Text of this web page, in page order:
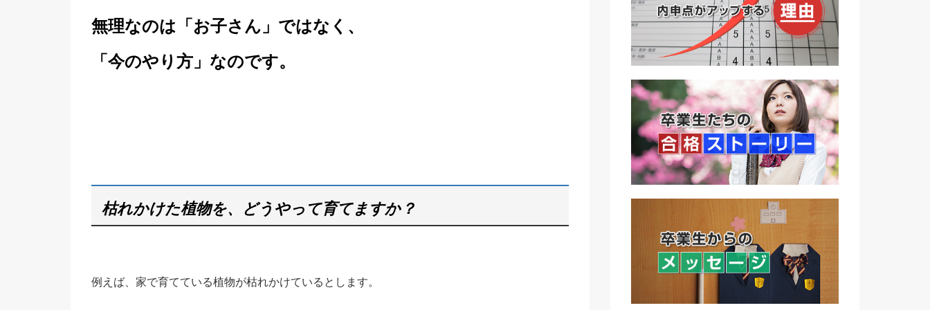
無理なのは「お子さん」ではなく、
「今のやり方」なのです。
枯れかけた植物を、どうやって育てますか？
例えば、家で育てている植物が枯れかけているとします。